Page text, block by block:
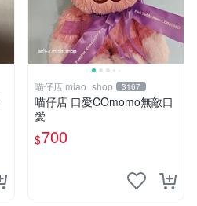
喵仔店 miao_shop 3167
喵仔店 口愛COmomo無敵口
愛
$700